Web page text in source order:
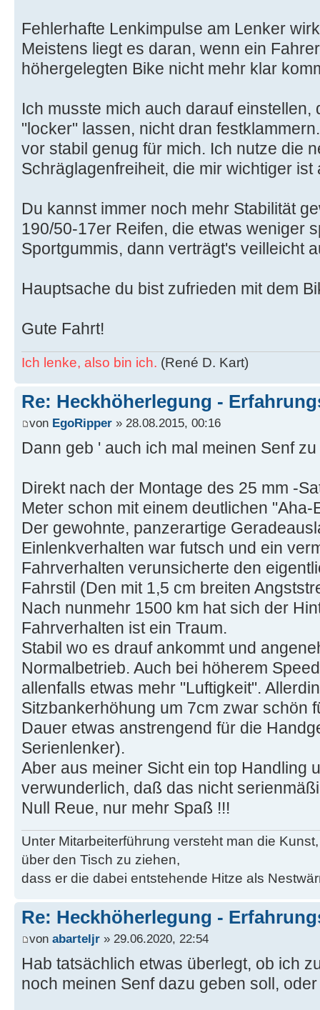
Fehlerhafte Lenkimpulse am Lenker
Meistens liegt es daran, wenn ein
höhergelegten Bike nicht mehr klar
Ich musste mich auch darauf einstellen,
"locker" lassen, nicht dran
vor stabil genug für mich. Ich nutze die
Schräglagenfreiheit, die mir wichtiger ist
Du kannst immer noch mehr Stabilität
190/50-17er Reifen, die etwas weniger
Sportgummis, dann verträgt's veilleicht
Hauptsache du bist zufrieden mit dem
Gute Fahrt!
Ich lenke, also bin ich. (René D. Kart)
Re: Heckhöherlegung -
von EgoRipper » 28.08.2015, 00:16
Dann geb ' auch ich mal meinen Senf
Direkt nach der Montage des 25 mm -
Meter schon mit einem deutlichen "Aha-
Der gewohnte, panzerartige
Einlenkverhalten war futsch und ein
Fahrverhalten verunsicherte den
Fahrstil (Den mit 1,5 cm breiten
Nach nunmehr 1500 km hat sich der
Fahrverhalten ist ein Traum.
Stabil wo es drauf ankommt und
Normalbetrieb. Auch bei höherem
allenfalls etwas mehr "Luftigkeit".
Sitzbankerhöhung um 7cm zwar schön
Dauer etwas anstrengend für die
Serienlenker).
Aber aus meiner Sicht ein top Handling
verwunderlich, daß das nicht
Null Reue, nur mehr Spaß !!!
Unter Mitarbeiterführung versteht man die
über den Tisch zu ziehen,
dass er die dabei entstehende Hitze als
Re: Heckhöherlegung -
von abarteljr » 29.06.2020, 22:54
Hab tatsächlich etwas überlegt, ob ich
noch meinen Senf dazu geben soll,